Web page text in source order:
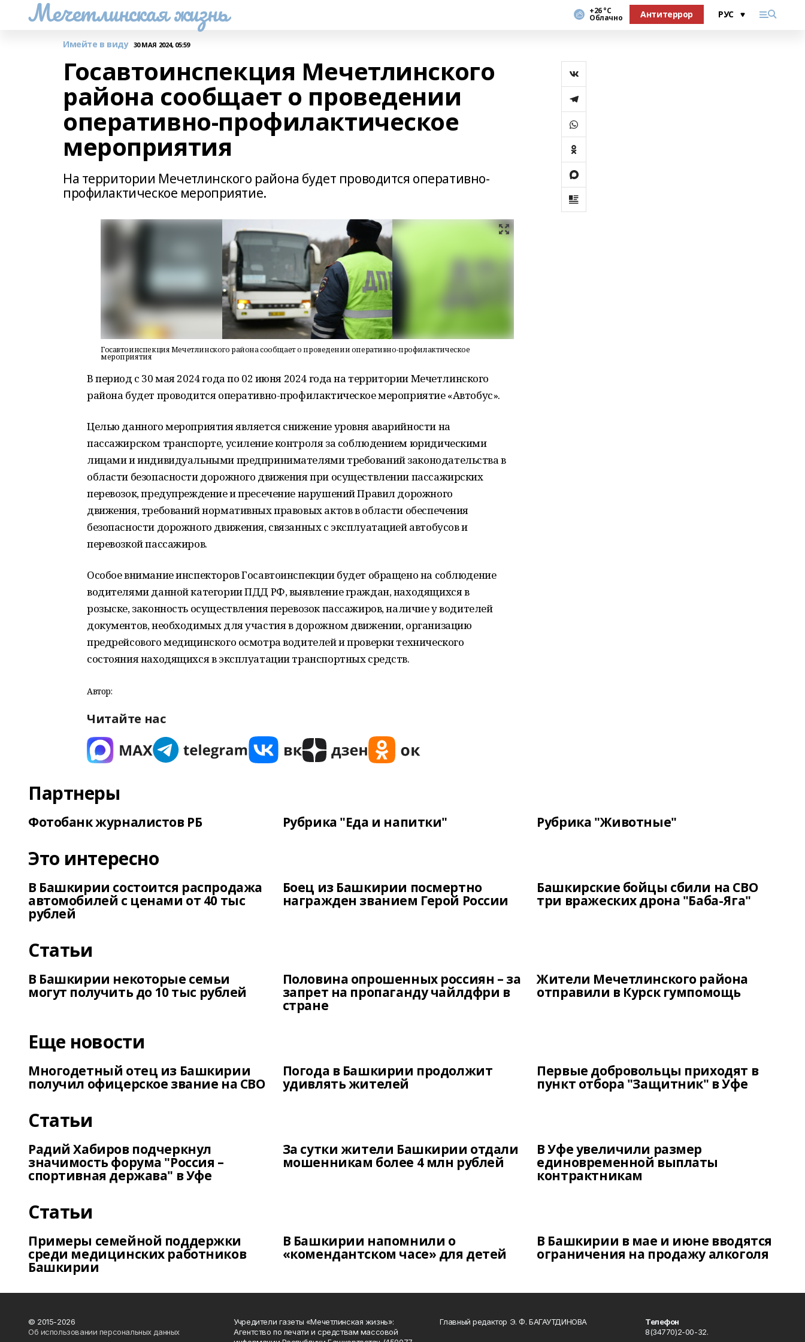
Мечетлинская жизнь +26 °С
Облачно Антитеррор
Имейте в виду 30 МАЯ 2024, 05:59
Госавтоинспекция Мечетлинского
района сообщает о проведении
оперативно-профилактическое
мероприятия
На территории Мечетлинского района будет проводится оперативно-
профилактическое мероприятие.
Госавтоинспекция Мечетлинского района сообщает о проведении оперативно-профилактическое
мероприятия
В период с 30 мая 2024 года по 02 июня 2024 года на территории Мечетлинского
района будет проводится оперативно-профилактическое мероприятие «Автобус».
Целью данного мероприятия является снижение уровня аварийности на
пассажирском транспорте, усиление контроля за соблюдением юридическими
лицами и индивидуальными предпринимателями требований законодательства в
области безопасности дорожного движения при осуществлении пассажирских
перевозок, предупреждение и пресечение нарушений Правил дорожного
движения, требований нормативных правовых актов в области обеспечения
безопасности дорожного движения, связанных с эксплуатацией автобусов и
перевозкой пассажиров.
Особое внимание инспекторов Госавтоинспекции будет обращено на соблюдение
водителями данной категории ПДД РФ, выявление граждан, находящихся в
розыске, законность осуществления перевозок пассажиров, наличие у водителей
документов, необходимых для участия в дорожном движении, организацию
предрейсового медицинского осмотра водителей и проверки технического
состояния находящихся в эксплуатации транспортных средств.
Автор:
Читайте нас
Партнеры
Фотобанк журналистов РБ Рубрика "Еда и напитки" Рубрика "Животные"
Это интересно
В Башкирии состоится распродажа
автомобилей с ценами от 40 тыс
рублей
Боец из Башкирии посмертно
награжден званием Герой России
Башкирские бойцы сбили на СВО
три вражеских дрона "Баба-Яга"
Статьи
В Башкирии некоторые семьи
могут получить до 10 тыс рублей
Половина опрошенных россиян – за
запрет на пропаганду чайлдфри в
стране
Жители Мечетлинского района
отправили в Курск гумпомощь
Еще новости
Многодетный отец из Башкирии
получил офицерское звание на СВО
Погода в Башкирии продолжит
удивлять жителей
Первые добровольцы приходят в
пункт отбора "Защитник" в Уфе
Статьи
Радий Хабиров подчеркнул
значимость форума "Россия –
спортивная держава" в Уфе
За сутки жители Башкирии отдали
мошенникам более 4 млн рублей
В Уфе увеличили размер
единовременной выплаты
контрактникам
Статьи
Примеры семейной поддержки
среди медицинских работников
Башкирии
В Башкирии напомнили о
«комендантском часе» для детей
В Башкирии в мае и июне вводятся
ограничения на продажу алкоголя
© 2015-2026
Об использовании персональных данных
Учредители газеты «Мечетлинская жизнь»:
Агентство по печати и средствам массовой
Главный редактор Э. Ф. БАГАУТДИНОВА
Телефон
8(34770)2-00-32.